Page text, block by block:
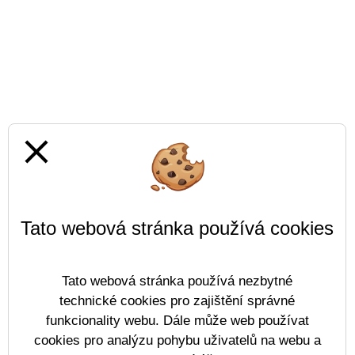
Prohlášení o přístupnosti Mapa webu
close
Tato webová stránka používá cookies
Tato webová stránka používá nezbytné
technické cookies pro zajištění správné
funkcionality webu. Dále může web používat
cookies pro analýzu pohybu uživatelů na webu a